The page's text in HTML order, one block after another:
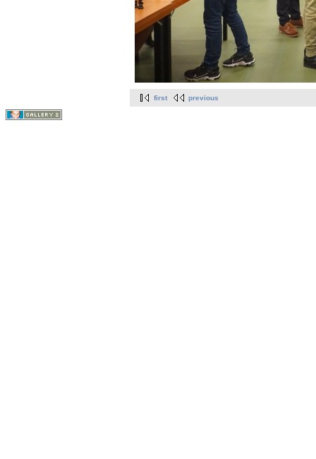
first previous